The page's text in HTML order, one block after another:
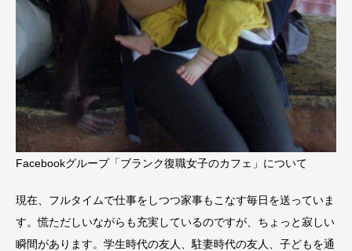
Facebookグループ「ブランク復職女子のカフェ」について
現在、フルタイムで仕事をしつつ家事もこなす毎日を送っていま
す。慌ただしいながらも充実しているのですが、ちょっと寂しい
瞬間があります。学生時代の友人、駐妻時代の友人、子どもを通